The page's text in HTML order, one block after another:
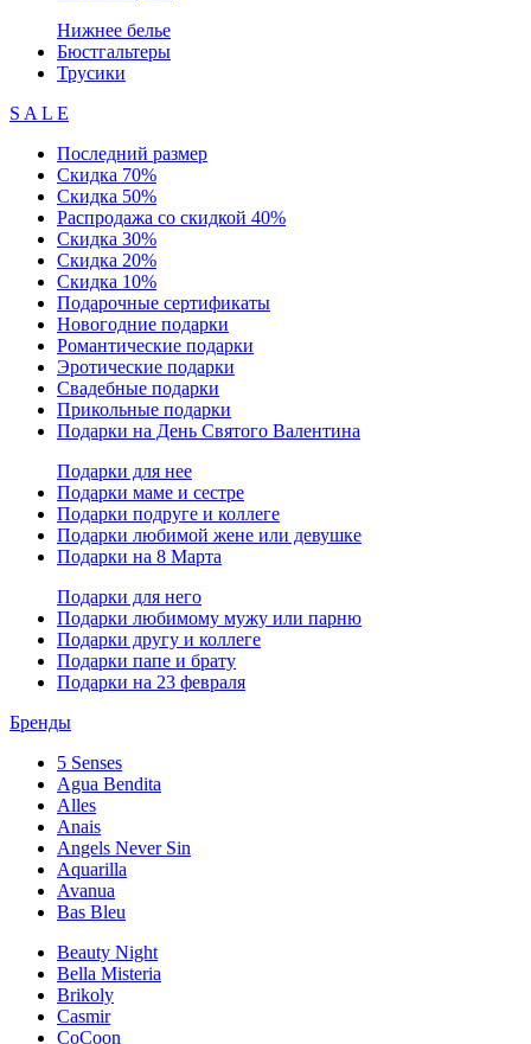
Нижнее белье
Бюстгальтеры
Трусики
S A L E
Последний размер
Скидка 70%
Скидка 50%
Распродажа со скидкой 40%
Скидка 30%
Скидка 20%
Скидка 10%
Подарочные сертификаты
Новогодние подарки
Романтические подарки
Эротические подарки
Свадебные подарки
Прикольные подарки
Подарки на День Святого Валентина
Подарки для нее
Подарки маме и сестре
Подарки подруге и коллеге
Подарки любимой жене или девушке
Подарки на 8 Марта
Подарки для него
Подарки любимому мужу или парню
Подарки другу и коллеге
Подарки папе и брату
Подарки на 23 февраля
Бренды
5 Senses
Agua Bendita
Alles
Anais
Angels Never Sin
Aquarilla
Avanua
Bas Bleu
Beauty Night
Bella Misteria
Brikoly
Casmir
CoCoon